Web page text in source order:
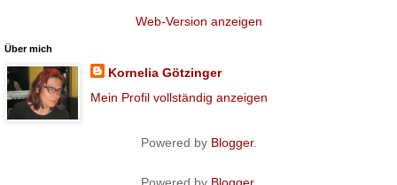
Web-Version anzeigen
Über mich
Kornelia Götzinger
Mein Profil vollständig anzeigen
Powered by Blogger.
Powered by Blogger.